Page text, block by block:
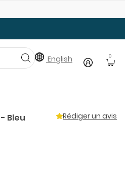
English 0
Bleu
Rédiger un avis